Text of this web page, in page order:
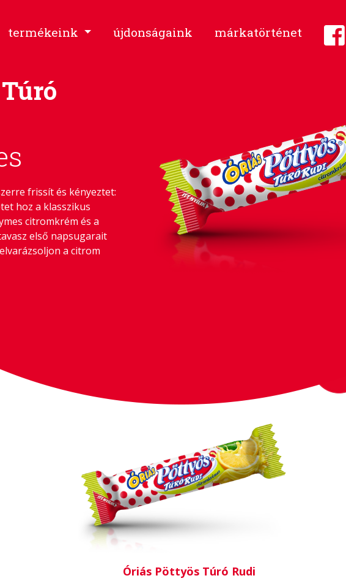
termékeink újdonságaink márkatörténet
frissít és kényeztet:
hoz a klasszikus
citromkrém és a
első napsugarait
a citrom
Óriás Pöttyös Túró Rudi